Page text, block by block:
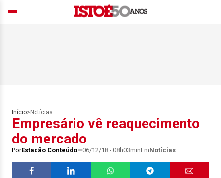
Início> Notícias
Empresário vê reaquecimento
do mercado
PorEstadão Conteúdo 06/12/18 - 08h03minEmNotícias